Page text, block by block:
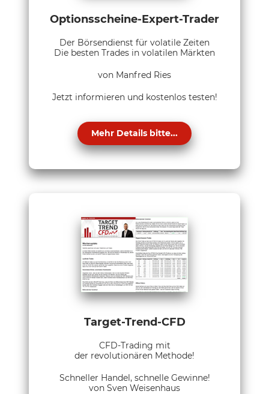
Optionsscheine-Expert-Trader
Der Börsendienst für volatile Zeiten
Die besten Trades in volatilen Märkten
von Manfred Ries
Jetzt informieren und kostenlos testen!
Mehr Details bitte...
Target-Trend-CFD
CFD-Trading mit
der revolutionären Methode!
Schneller Handel, schnelle Gewinne!
von Sven Weisenhaus